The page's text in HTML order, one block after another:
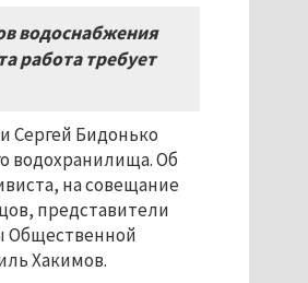
водоснабжения
работа требует
Сергей Бидонько
водохранилища. Об
на совещание
представители
Общественной
Хакимов.